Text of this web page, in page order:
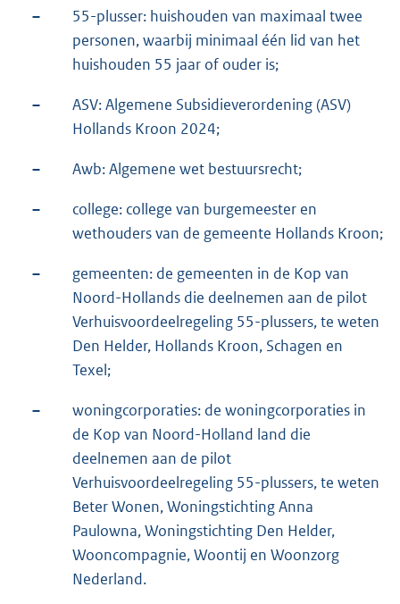
–
55-plusser: huishouden van maximaal twee
personen, waarbij minimaal één lid van het
huishouden 55 jaar of ouder is;
–
ASV: Algemene Subsidieverordening (ASV)
Hollands Kroon 2024;
– Awb: Algemene wet bestuursrecht;
–
college: college van burgemeester en
wethouders van de gemeente Hollands Kroon;
–
gemeenten: de gemeenten in de Kop van
Noord-Hollands die deelnemen aan de pilot
Verhuisvoordeelregeling 55-plussers, te weten
Den Helder, Hollands Kroon, Schagen en
Texel;
–
woningcorporaties: de woningcorporaties in
de Kop van Noord-Holland land die
deelnemen aan de pilot
Verhuisvoordeelregeling 55-plussers, te weten
Beter Wonen, Woningstichting Anna
Paulowna, Woningstichting Den Helder,
Wooncompagnie, Woontij en Woonzorg
Nederland.